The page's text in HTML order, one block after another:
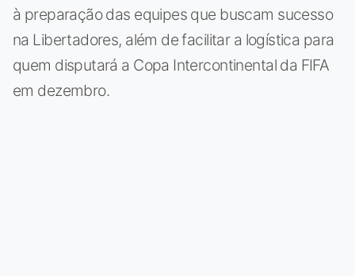
à preparação das equipes que buscam sucesso
na Libertadores, além de facilitar a logística para
quem disputará a Copa Intercontinental da FIFA
em dezembro.